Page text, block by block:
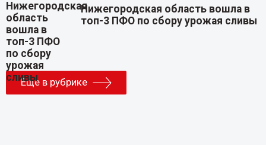
Нижегородская область вошла в
топ-3 ПФО по сбору урожая сливы
Еще в рубрике